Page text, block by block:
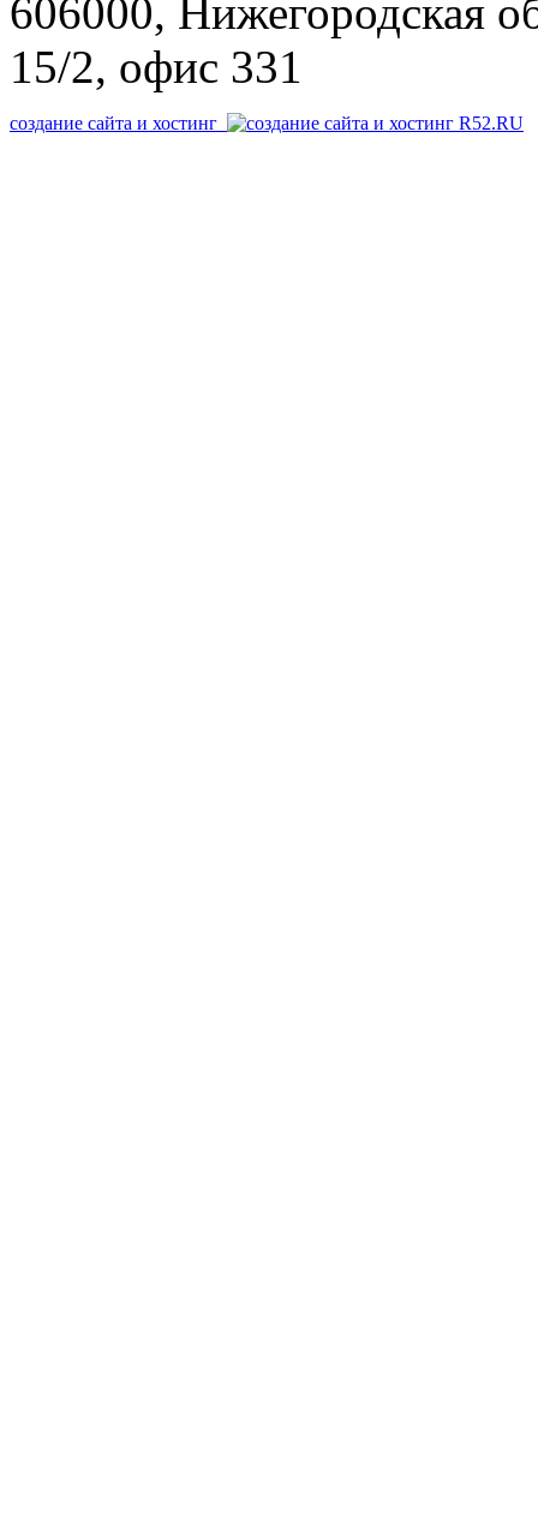
606000, Нижегородская
15/2, офис 331
создание сайта и хостинг